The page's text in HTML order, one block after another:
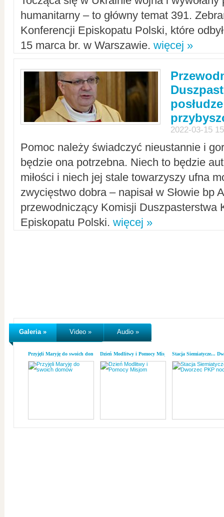
humanitarny – to główny temat 391.
Konferencji Episkopatu Polski, które
15 marca br. w Warszawie. więcej »
2022-03-15
Pomoc należy świadczyć nieustannie i
będzie ona potrzebna. Niech to będzie
miłości i niech jej stale towarzyszy ufna
zwycięstwo dobra – napisał w Słowie bp
przewodniczący Komisji Duszpasterstwa
Episkopatu Polski. więcej »
Galeria » Video » Audio »
Przyjęli Maryję do swoich domówDzień Modlitwy i Pomocy MisjomStacja Siemiatycze...